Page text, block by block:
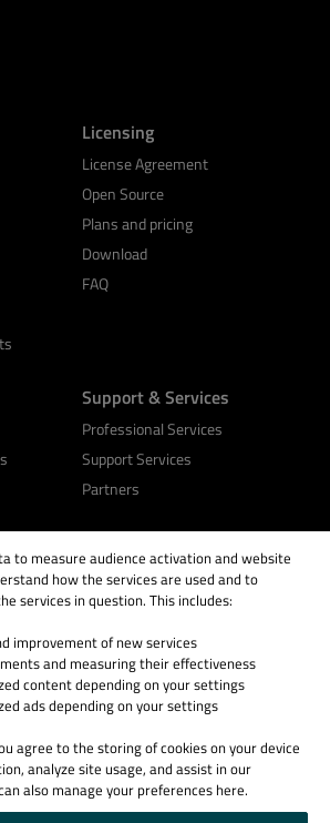
Licensing
License Agreement
Open Source
Plans and pricing
Download
FAQ
Support & Services
Professional Services
Support Services
Partners
to measure audience activation and website
how the services are used and to
services in question. This includes:
improvement of new services
and measuring their effectiveness
content depending on your settings
ads depending on your settings
agree to the storing of cookies on your device
analyze site usage, and assist in our
also manage your preferences here.